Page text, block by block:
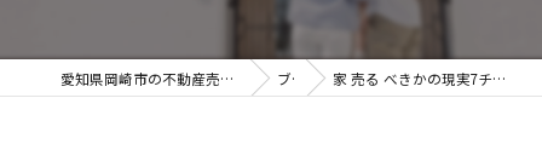
愛知県岡崎市の不動産売却ならセンチュリー21 W不動産販売 ブログ 家 売る べきかの現実7チェック｜センチュリー21W不動産販売